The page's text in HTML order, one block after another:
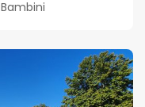
Bambini